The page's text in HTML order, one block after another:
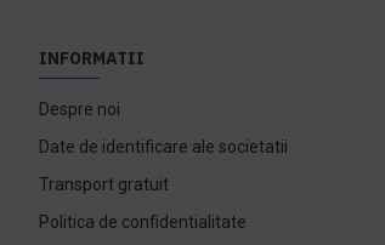
INFORMATII
Despre noi
Date de identificare ale societatii
Transport gratuit
Politica de confidentialitate